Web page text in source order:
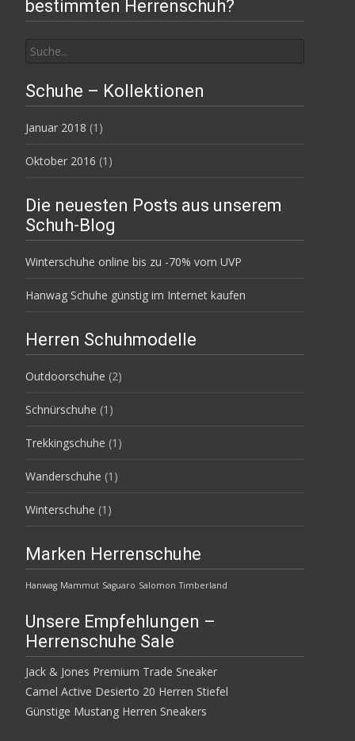
bestimmten Herrenschuh?
nach:
Schuhe – Kollektionen
Januar 2018 (1)
Oktober 2016 (1)
Die neuesten Posts aus unserem
Schuh-Blog
Winterschuhe online bis zu -70% vom UVP
Hanwag Schuhe günstig im Internet kaufen
Herren Schuhmodelle
Outdoorschuhe (2)
Schnürschuhe (1)
Trekkingschuhe (1)
Wanderschuhe (1)
Winterschuhe (1)
Marken Herrenschuhe
Hanwag Mammut Saguaro Salomon Timberland
Unsere Empfehlungen –
Herrenschuhe Sale
Jack & Jones Premium Trade Sneaker
Camel Active Desierto 20 Herren Stiefel
Günstige Mustang Herren Sneakers